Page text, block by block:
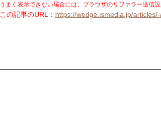
うまく表示できない場合には、ブラウザのリファラー送信
この記事のURL： https://wedge.ismedia.jp/